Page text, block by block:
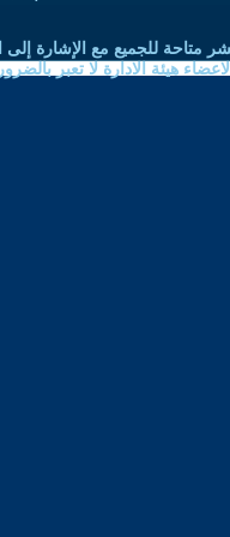
متاحة للجميع مع الإشارة إلى
هيئة الادارة لا تعبر